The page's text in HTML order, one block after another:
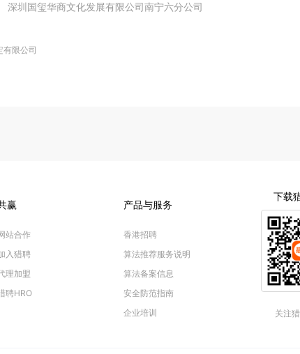
深圳国玺华商文化发展有限公司南宁六分公司
有限公司